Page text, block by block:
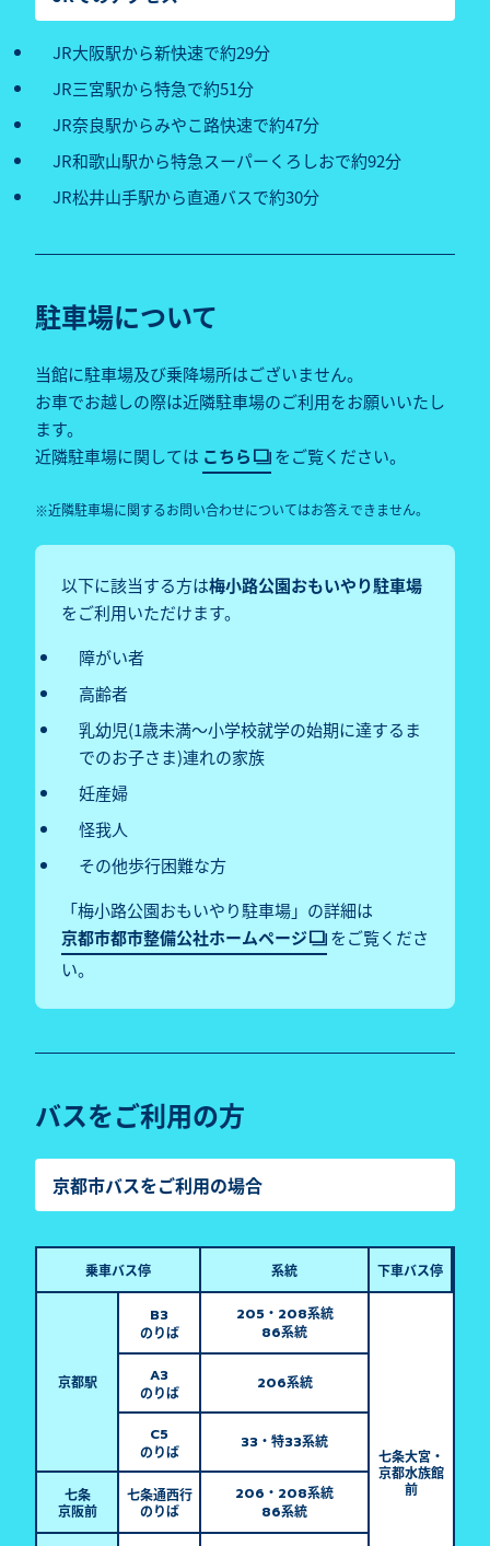
JR大阪駅から新快速で約29分
JR三宮駅から特急で約51分
JR奈良駅からみやこ路快速で約47分
JR和歌山駅から特急スーパーくろしおで約92分
JR松井山手駅から直通バスで約30分
駐車場について
当館に駐車場及び乗降場所はございません。
お車でお越しの際は近隣駐車場のご利用をお願いいたし
ます。
近隣駐車場に関しては こちら をご覧ください。
近隣駐車場に関するお問い合わせについてはお答えできません。
以下に該当する方は梅小路公園おもいやり駐車場
をご利用いただけます。
障がい者
高齢者
乳幼児(1歳未満～小学校就学の始期に達するま
でのお子さま)連れの家族
妊産婦
怪我人
その他歩行困難な方
「梅小路公園おもいやり駐車場」の詳細は
京都市都市整備公社ホームページ
をご覧くださ
い。
バスをご利用の方
京都市バスをご利用の場合
乗車バス停 系統 下車バス停
京都駅
B3
のりば
205 ・ 208系統
86系統
七条大宮・
京都水族館
前
A3
のりば 206系統
C5
のりば 33 ・特33系統
七条
京阪前
七条通西行
のりば
206 ・ 208系統
86系統